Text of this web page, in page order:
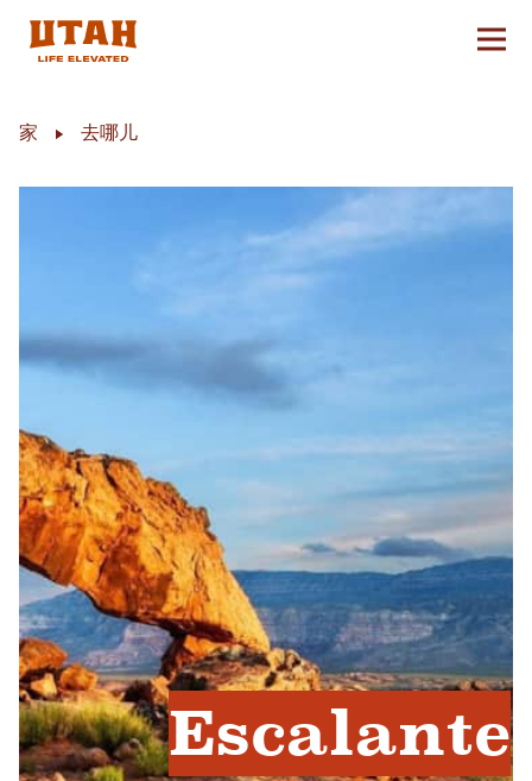
切换
家 去哪儿
Escalante